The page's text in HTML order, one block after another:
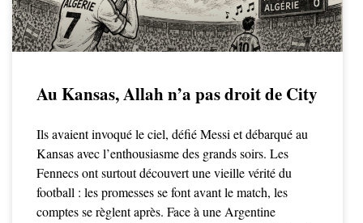
Au Kansas, Allah n’a pas droit de City
Ils avaient invoqué le ciel, défié Messi et débarqué au
Kansas avec l’enthousiasme des grands soirs. Les
Fennecs ont surtout découvert une vieille vérité du
football : les promesses se font avant le match, les
comptes se règlent après. Face à une Argentine